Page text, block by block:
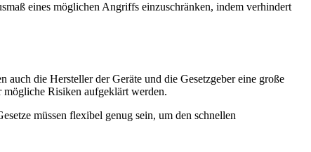
eines möglichen Angriffs einzuschränken, indem verhindert
die Hersteller der Geräte und die Gesetzgeber eine große
mögliche Risiken aufgeklärt werden.
müssen flexibel genug sein, um den schnellen